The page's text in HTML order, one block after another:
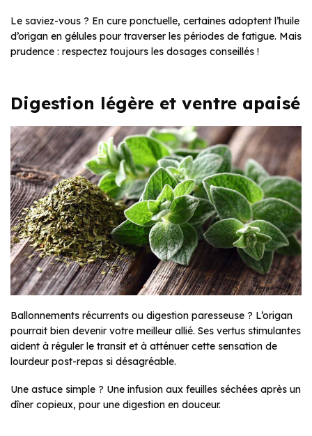
Le saviez-vous ? En cure ponctuelle, certaines adoptent l’huile
d’origan en gélules pour traverser les périodes de fatigue. Mais
prudence : respectez toujours les dosages conseillés !
Digestion légère et ventre apaisé
Ballonnements récurrents ou digestion paresseuse ? L’origan
pourrait bien devenir votre meilleur allié. Ses vertus stimulantes
aident à réguler le transit et à atténuer cette sensation de
lourdeur post-repas si désagréable.
Une astuce simple ? Une infusion aux feuilles séchées après un
dîner copieux, pour une digestion en douceur.